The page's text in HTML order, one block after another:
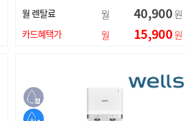
월 렌탈료 월 40,900원
카드혜택가 월 15,900원